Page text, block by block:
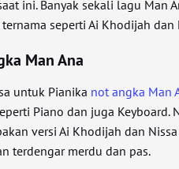
ini. Banyak sekali lagu Man
seperti Ai Khodijah dan
Man Ana
untuk Pianika not angka Man
Piano dan juga Keyboard.
versi Ai Khodijah dan
terdengar merdu dan pas.